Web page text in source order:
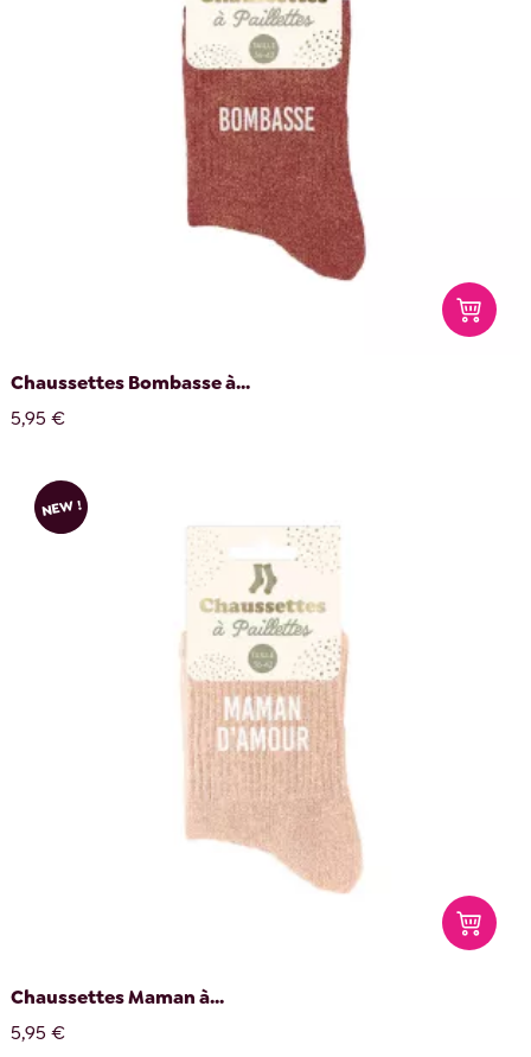
Chaussettes Bombasse à...
5,95 €
NEW !
Chaussettes Maman à...
5,95 €